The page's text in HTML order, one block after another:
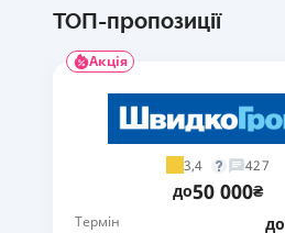
ТОП-пропозиції
Акція
3,4 427
до50 000₴
Термін до